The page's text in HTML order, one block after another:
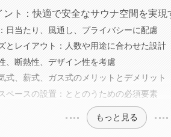
ント：快適で安全なサウナ空間を実現
日当たり、風通し、プライバシーに配慮
とレイアウト：人数や用途に合わせた設計
、断熱性、デザイン性を考慮
式、薪式、ガス式のメリットとデメリット
ペースの設置：ととのうための必須要素
もっと見る